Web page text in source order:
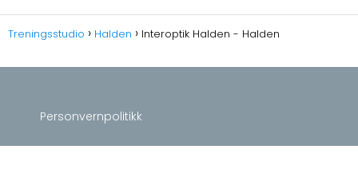
Treningsstudio Halden Interoptik Halden - Halden
Personvernpolitikk